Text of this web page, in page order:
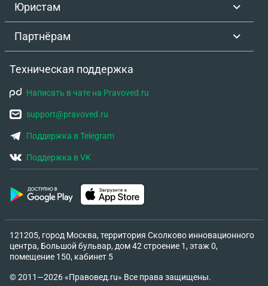
Юристам
Партнёрам
Техническая поддержка
Написать в чате на Pravoved.ru
support@pravoved.ru
Поддержка в Telegram
Поддержка в VK
121205, город Москва, территория Сколково инновационного
центра, Большой бульвар, дом 42 строение 1, этаж 0,
помещение 150, кабинет 5
© 2011—2026 «Правовед.ru» Все права защищены.